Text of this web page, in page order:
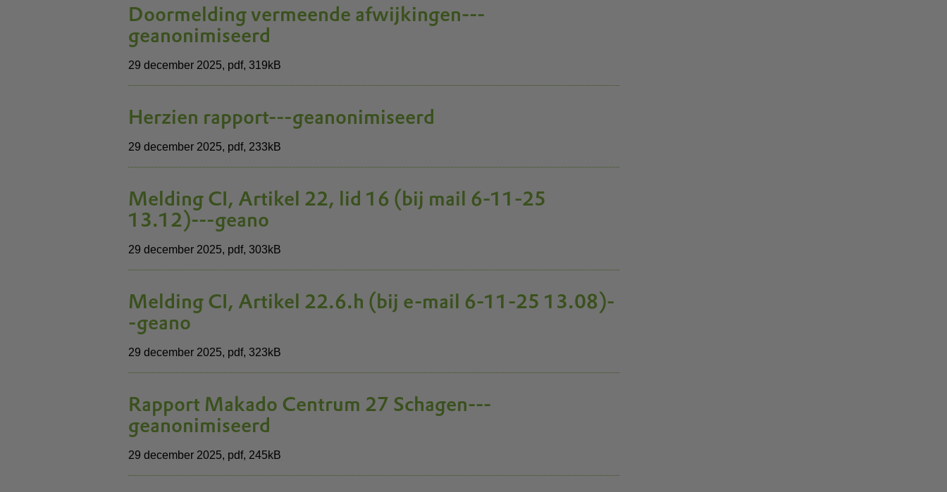
Doormelding vermeende afwijkingen---
geanonimiseerd
29 december 2025, pdf, 319kB
Herzien rapport---geanonimiseerd
29 december 2025, pdf, 233kB
Melding CI, Artikel 22, lid 16 (bij mail 6-11-25
13.12)---geano
29 december 2025, pdf, 303kB
Melding CI, Artikel 22.6.h (bij e-mail 6-11-25 13.08)-
-geano
29 december 2025, pdf, 323kB
Rapport Makado Centrum 27 Schagen---
geanonimiseerd
29 december 2025, pdf, 245kB